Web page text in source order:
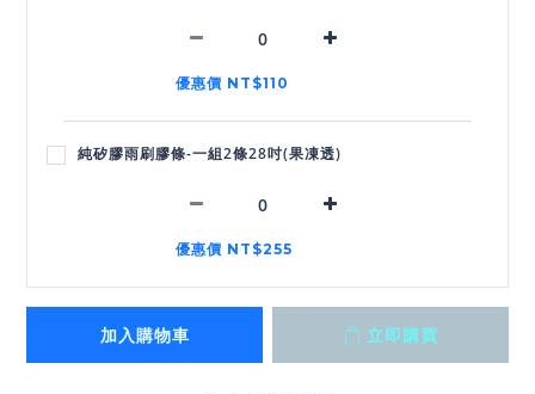
優惠價 NT$110
純矽膠雨刷膠條-一組2條28吋(果凍透)
優惠價 NT$255
加入購物車 立即購買